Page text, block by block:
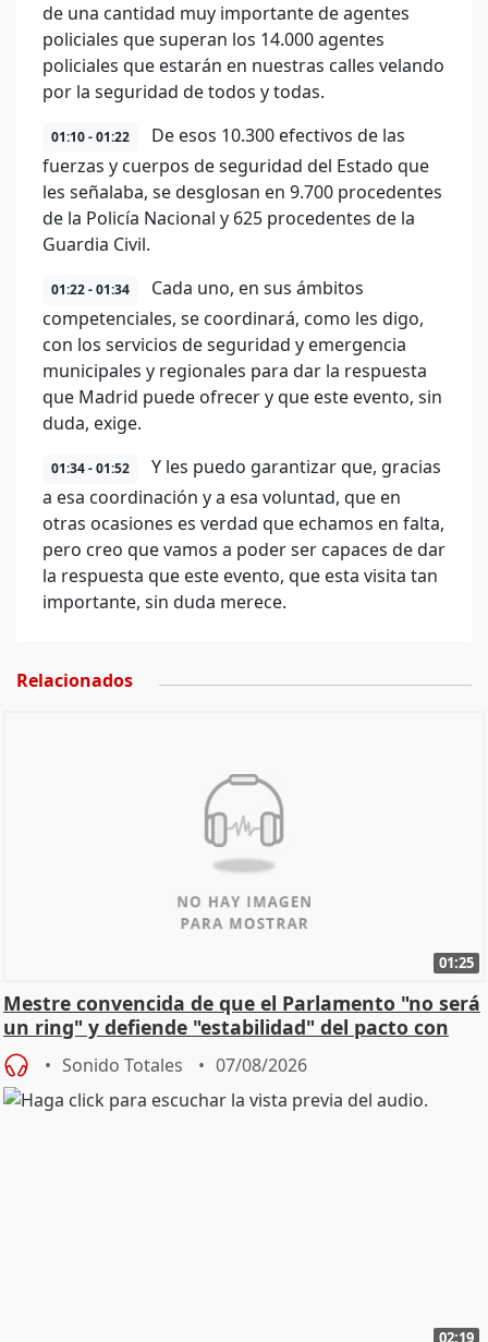
de una cantidad muy importante de agentes
policiales que superan los 14.000 agentes
policiales que estarán en nuestras calles velando
por la seguridad de todos y todas.
01:10 - 01:22
De esos 10.300 efectivos de las
fuerzas y cuerpos de seguridad del Estado que
les señalaba, se desglosan en 9.700 procedentes
de la Policía Nacional y 625 procedentes de la
Guardia Civil.
01:22 - 01:34
Cada uno, en sus ámbitos
competenciales, se coordinará, como les digo,
con los servicios de seguridad y emergencia
municipales y regionales para dar la respuesta
que Madrid puede ofrecer y que este evento, sin
duda, exige.
01:34 - 01:52
Y les puedo garantizar que, gracias
a esa coordinación y a esa voluntad, que en
otras ocasiones es verdad que echamos en falta,
pero creo que vamos a poder ser capaces de dar
la respuesta que este evento, que esta visita tan
importante, sin duda merece.
Relacionados
01:25
Mestre convencida de que el Parlamento "no será
un ring" y defiende "estabilidad" del pacto con
Vox
Sonido Totales 07/08/2026
02:19